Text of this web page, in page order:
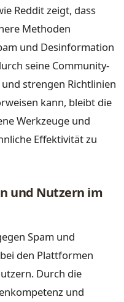
Reddit zeigt, dass
Methoden
und Desinformation
seine Community-
strengen Richtlinien
kann, bleibt die
Werkzeuge und
Effektivität zu
und Nutzern im
Spam und
den Plattformen
Durch die
und